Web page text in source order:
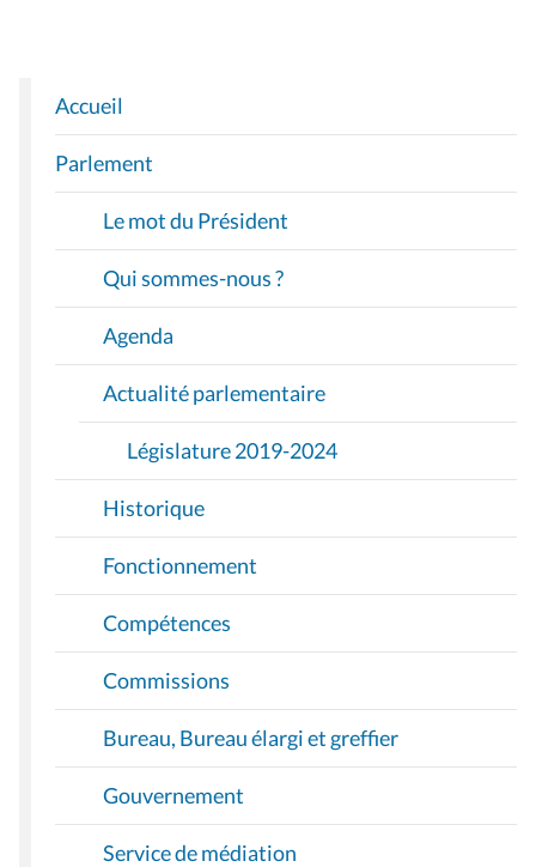
N
A
V
G
T
O
Accueil
Parlement
Le mot du Président
Qui sommes-nous ?
Agenda
Actualité parlementaire
Législature 2019-2024
Historique
Fonctionnement
Compétences
Commissions
Bureau, Bureau élargi et greffier
Gouvernement
Service de médiation